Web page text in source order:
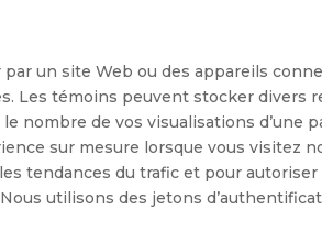
un site Web ou des appareils
Les témoins peuvent stocker divers
nombre de vos visualisations d’une
sur mesure lorsque vous visitez
tendances du trafic et pour autoriser
utilisons des jetons